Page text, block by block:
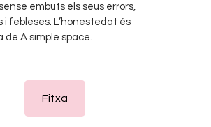
embuts els seus errors,
i febleses. L’honestedat és
de A simple space
Fitxa